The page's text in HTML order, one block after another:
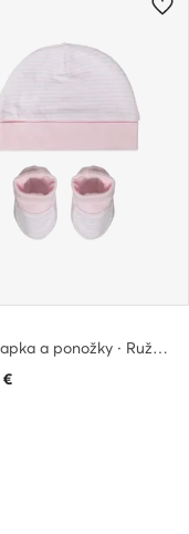
Set čiapka a ponožky · Ružová
€